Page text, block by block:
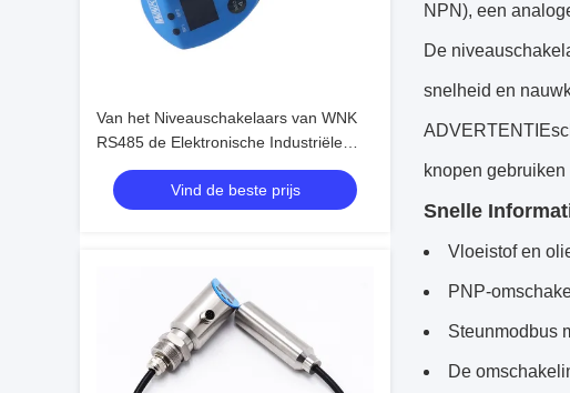
Van het Niveauschakelaars van WNK
RS485 de Elektronische Industriële
Rang voor Vloeibare Olie
Vind de beste prijs
NPN), een
De
snelheid en
knopen
Snelle
Vloeistof en
PNP-
Steunmodbus
De